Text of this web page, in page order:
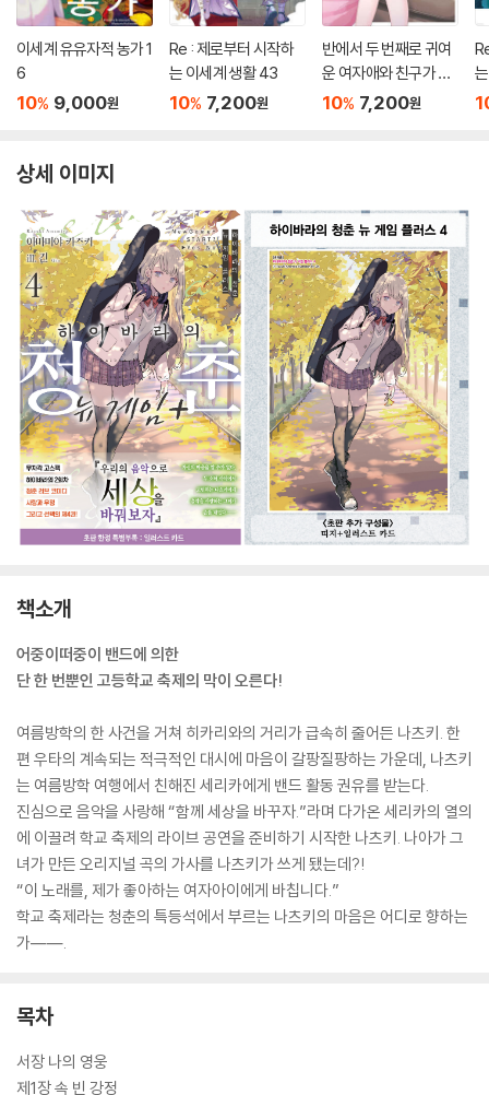
이세계 유유자적 농가 1
6
10% 9,000원
Re : 제로부터 시작하
는 이세계 생활 43
10% 7,200원
반에서 두 번째로 귀여
운 여자애와 친구가 되
었다 7.5
10% 7,200원
상세 이미지
책소개
어중이떠중이 밴드에 의한
단 한 번뿐인 고등학교 축제의 막이 오른다!
여름방학의 한 사건을 거쳐 히카리와의 거리가 급속히 줄어든 나츠키. 한
편 우타의 계속되는 적극적인 대시에 마음이 갈팡질팡하는 가운데, 나츠키
는 여름방학 여행에서 친해진 세리카에게 밴드 활동 권유를 받는다.
진심으로 음악을 사랑해 “함께 세상을 바꾸자.”라며 다가온 세리카의 열의
에 이끌려 학교 축제의 라이브 공연을 준비하기 시작한 나츠키. 나아가 그
녀가 만든 오리지널 곡의 가사를 나츠키가 쓰게 됐는데?!
“이 노래를, 제가 좋아하는 여자아이에게 바칩니다.”
학교 축제라는 청춘의 특등석에서 부르는 나츠키의 마음은 어디로 향하는
가――.
목차
서장 나의 영웅
제1장 속 빈 강정